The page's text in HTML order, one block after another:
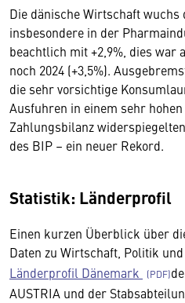
Die dänische Wirtschaft
insbesondere in der
beachtlich mit +2,9%, dies
noch 2024 (+3,5%).
die sehr vorsichtige
Ausfuhren in einem sehr
Zahlungsbilanz
des BIP – ein neuer Rekord.
Statistik: Länderprofil
Einen kurzen Überblick über
Daten zu Wirtschaft, Politik
Länderprofil Dänemark
AUSTRIA und der